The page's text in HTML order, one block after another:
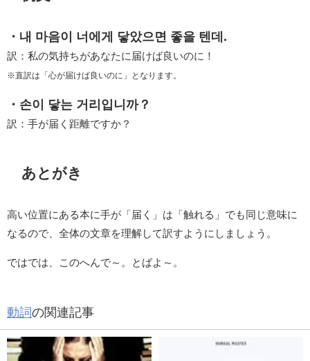
・내 마음이 너에게 닿았으면 좋을 텐데.
訳：私の気持ちがあなたに届けば良いのに！
※直訳は「心が届けば良いのに」となります。
・손이 닿는 거리입니까？
訳：手が届く距離ですか？
あとがき
高い位置にある本に手が「届く」は「触れる」でも同じ意味に
なるので、全体の文章を理解して訳すようにしましょう。
ではでは、このへんで～。とばよ～。
動詞の関連記事